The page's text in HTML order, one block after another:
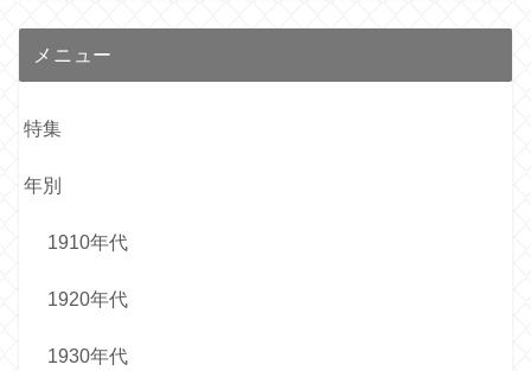
メニュー
特集
年別
1910年代
1920年代
1930年代